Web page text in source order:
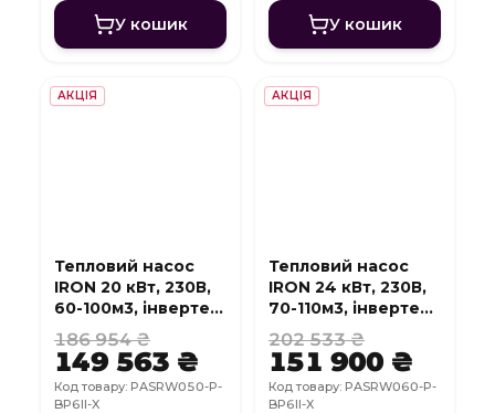
У кошик У кошик
АКЦІЯ
Тепловий насос
IRON 20 кВт, 230В,
60-100м3, інвертер,
з охолодженням,
WI-FI
186 954 ₴
149 563 ₴
Код товару: PASRW050-P-
BP6II-X
АКЦІЯ
Тепловий насос
IRON 24 кВт, 230В,
70-110м3, інвертер,
з охолодженням,
WI-FI
202 533 ₴
151 900 ₴
Код товару: PASRW060-P-
BP6II-X